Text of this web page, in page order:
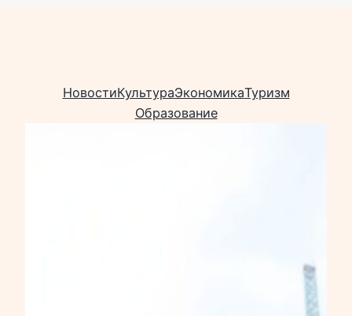
НовостиКультураЭкономикаТуризм
Образование